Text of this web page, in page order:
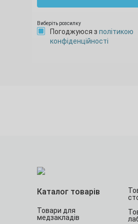
Виберіть розсилку
Погоджуюся з політикою
конфіденційності
Каталог товарів
Товари для
медзакладів